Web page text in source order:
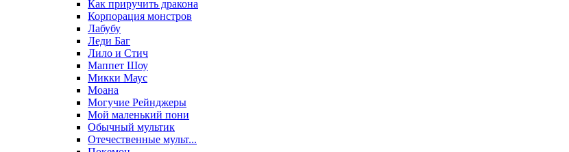
Как приручить дракона
Корпорация монстров
Лабубу
Леди Баг
Лило и Стич
Маппет Шоу
Микки Маус
Моана
Могучие Рейнджеры
Мой маленький пони
Обычный мультик
Отечественные мульт...